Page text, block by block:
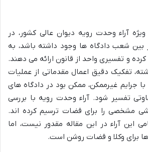
آراء وحدت رویه دیوان عالی کشور، در
بین شعب دادگاه ها وجود داشته باشد، به
و تفسیری واحد از قانون ارائه می دهند.
تفکیک دقیق اعمال مقدماتی از عملیات
با جرایم غیرممکن، ممکن بود در دادگاه های
تفسیر شود. آراء وحدت رویه با بررسی
مشخصی را برای قضات ترسیم کرده اند.
این آراء در این مقاله مقدور نیست، اما
برای وکلا و قضات روشن است.